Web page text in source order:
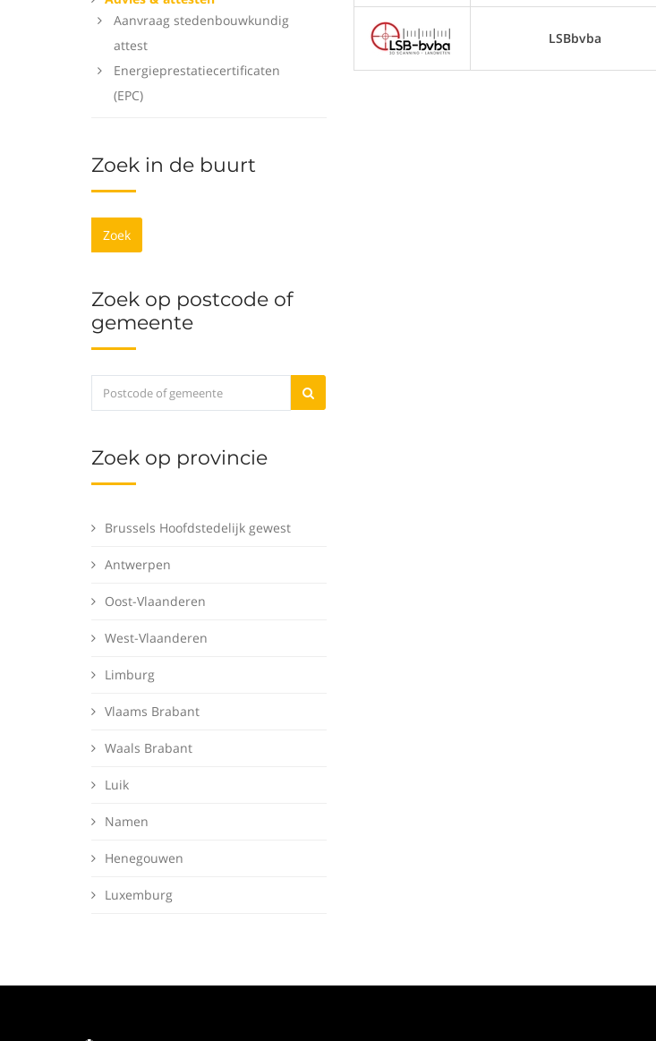
Aanvraag stedenbouwkundig
attest
Energieprestatiecertificaten
(EPC)
Zoek in de buurt
Zoek
Zoek op postcode of
gemeente
Zoek op provincie
Brussels Hoofdstedelijk gewest
Antwerpen
Oost-Vlaanderen
West-Vlaanderen
Limburg
Vlaams Brabant
Waals Brabant
Luik
Namen
Henegouwen
Luxemburg
LSBbvba